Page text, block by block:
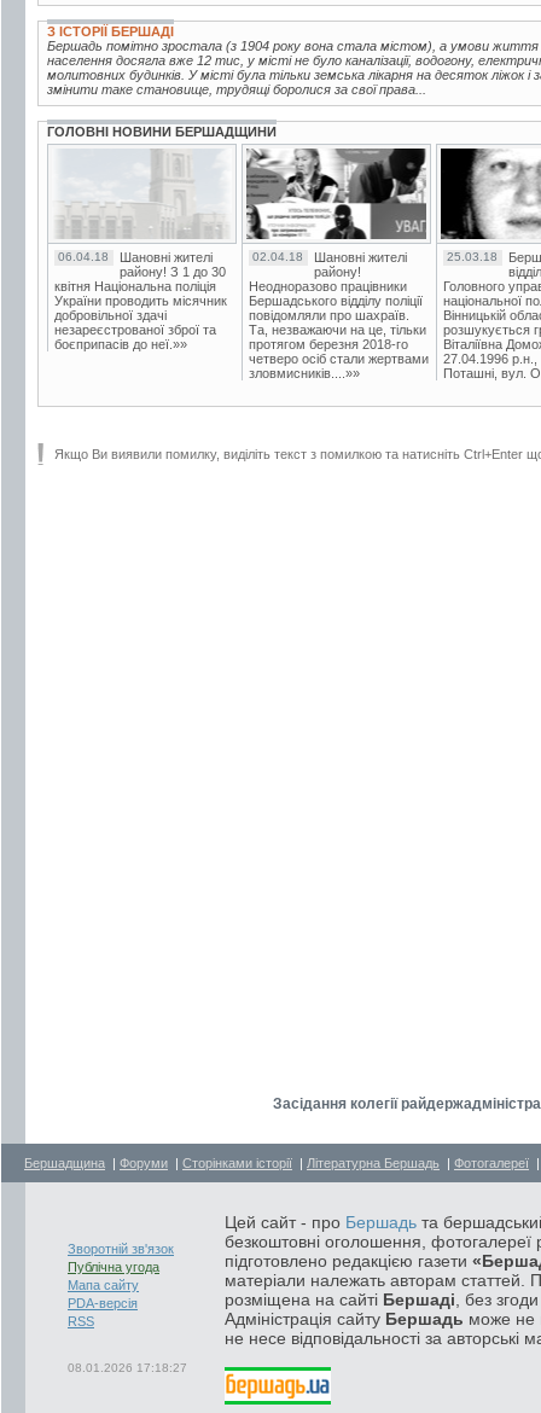
З ІСТОРІЇ БЕРШАДІ
Бершадь помітно зростала (з 1904 року вона стала містом), а умови
населення досягла вже 12 тис, у місті не було каналізації, водогону,
молитовних будинків. У місті була тільки земська лікарня на десяток ліжок
змінити таке становище, трудящі боролися за свої права...
ГОЛОВНІ НОВИНИ БЕРШАДЩИНИ
06.04.18
Шановні жителі
району! З 1 до 30
квітня Національна поліція
України проводить місячник
добровільної здачі
незареєстрованої зброї та
боєприпасів до неї.»»
02.04.18
Шановні жителі
району!
Неодноразово працівники
Бершадського відділу поліції
повідомляли про шахраїв.
Та, незважаючи на це, тільки
протягом березня 2018-го
четверо осіб стали жертвами
зловмисників....»»
25.03.18
Головного
національної
Вінницькій
розшукується
Віталіївна
27.04.1996 р.н.,
Поташні, вул.
Якщо Ви виявили помилку, виділіть текст з помилкою та натисніть Ctrl+Enter
Засідання колегії
Бершадщина | Форуми | Сторінками історії | Літературна Бершадь | Фотогалереї
Зворотній зв'язок
Публічна угода
Мапа сайту
PDA-версія
RSS
08.01.2026 17:18:27
Цей сайт - про Бершадь та
безкоштовні оголошення, фотогалереї
підготовлено редакцією газети
матеріали належать авторам статтей.
розміщена на сайті Бершаді , без
Адміністрація сайту Бершадь може не
не несе відповідальності за авторські